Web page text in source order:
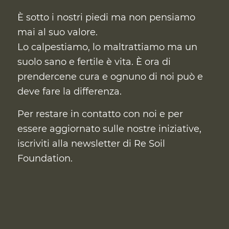
È sotto i nostri piedi ma non pensiamo
mai al suo valore.
Lo calpestiamo, lo maltrattiamo ma un
suolo sano e fertile è vita. È ora di
prendercene cura e ognuno di noi può e
deve fare la differenza.
Per restare in contatto con noi e per
essere aggiornato sulle nostre iniziative,
iscriviti alla newsletter di Re Soil
Foundation.